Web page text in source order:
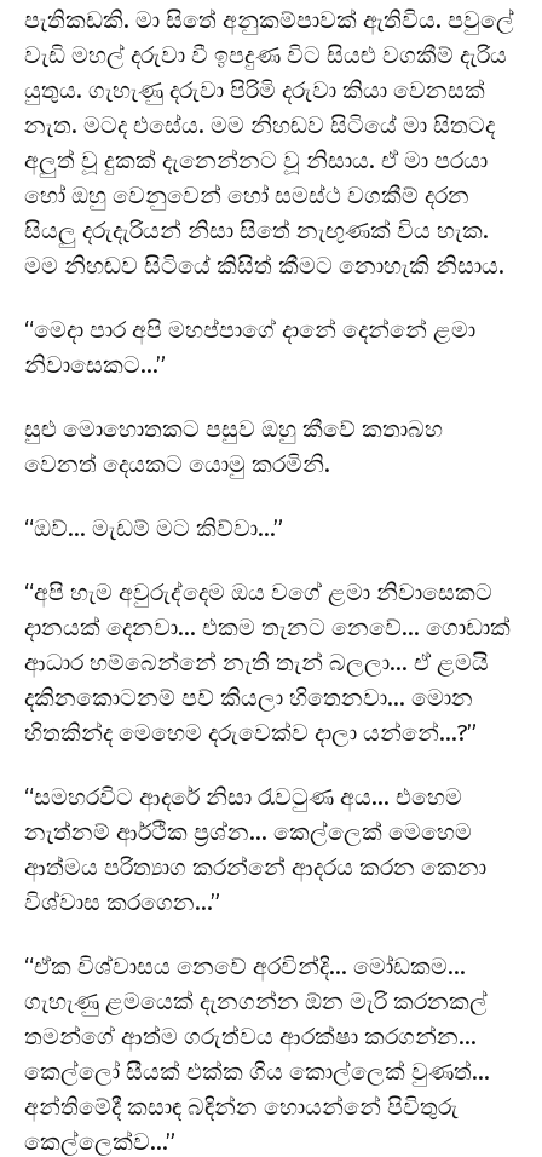
පැතිකඩකි. මා සිතේ අනුකම්පාවක් ඇතිවිය. පවුලේ
වැඩි මහල් දරුවා වී ඉපදුණ විට සියළු වගකීම් දැරිය
යුතුය. ගැහැණු දරුවා පිරිමි දරුවා කියා වෙනසක්
නැත. මටද එසේය. මම නිහඬව සිටියේ මා සිතටද
අලුත් වූ දුකක් දැනෙන්නට වූ නිසාය. ඒ මා පරයා
හෝ ඔහු වෙනුවෙන් හෝ සමස්ථ වගකීම් දරන
සියලු දරුදැරියන් නිසා සිතේ නැඟුණක් විය හැක.
මම නිහඬව සිටියේ කිසිත් කීමට නොහැකි නිසාය.
“මෙදා පාර අපි මහප්පාගේ දානේ දෙන්නේ ළමා
නිවාසෙකට…”
සුළු මොහොතකට පසුව ඔහු කීවේ කතාබහ
වෙනත් දෙයකට යොමු කරමිනි.
“ඔව්… මැඩම් මට කිව්වා…”
“අපි හැම අවුරුද්දෙම ඔය වගේ ළමා නිවාසෙකට
දානයක් දෙනවා… එකම තැනට නෙවේ… ගොඩාක්
ආධාර හම්බෙන්නේ නැති තැන් බලලා… ඒ ළමයි
දකිනකොටනම් පව් කියලා හිතෙනවා… මොන
හිතකින්ද මෙහෙම දරුවෙක්ව දාලා යන්නේ…?”
“සමහරවිට ආදරේ නිසා රැවටුණ අය… එහෙම
නැත්නම් ආර්ථික ප්‍රශ්න… කෙල්ලෙක් මෙහෙම
ආත්මය පරිත්‍යාග කරන්නේ ආදරය කරන කෙනා
විශ්වාස කරගෙන…”
“ඒක විශ්වාසය නෙවේ අරවින්දි… මෝඩකම…
ගැහැණු ළමයෙක් දැනගන්න ඕන මැරි කරනකල්
තමන්ගේ ආත්ම ගරුත්වය ආරක්ෂා කරගන්න…
කෙල්ලෝ සීයක් එක්ක ගිය කොල්ලෙක් වුණත්…
අන්තිමේදී කසාඳ බඳින්න හොයන්නේ පිවිතුරු
කෙල්ලෙක්ව…”